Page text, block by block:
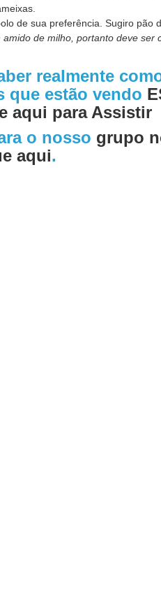
de sua preferência. Sugiro pão
de milho, portanto deve
realmente
que estão vendo
aqui para Assistir
o nosso grupo
aqui.